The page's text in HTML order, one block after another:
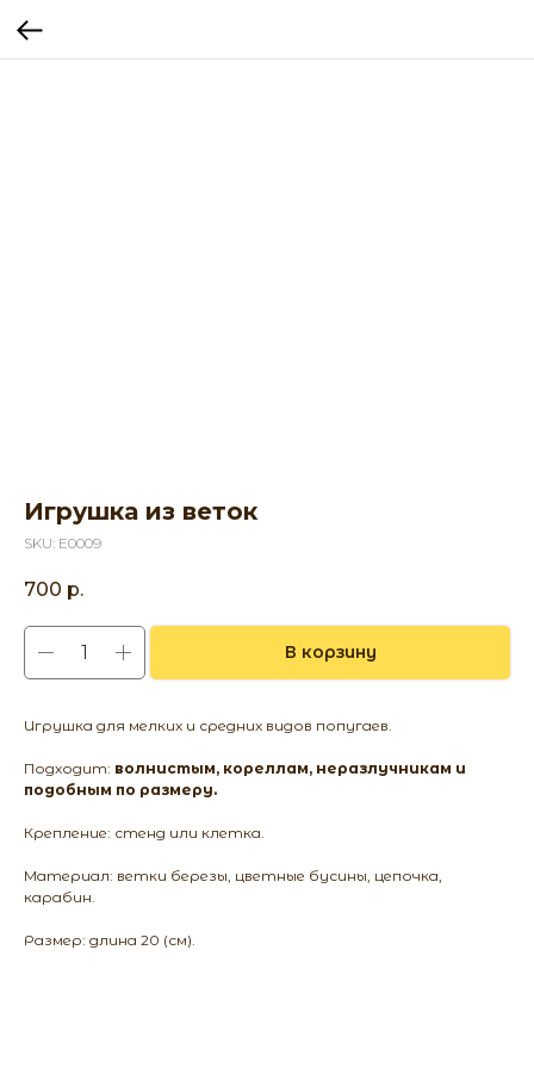
Игрушка из веток
SKU: E0009
700 р.
В корзину
Игрушка для мелких и средних видов попугаев.
Подходит: волнистым, кореллам, неразлучникам и
подобным по размеру.
Крепление: стенд или клетка.
Материал: ветки березы, цветные бусины, цепочка,
карабин.
Размер: длина 20 (см).